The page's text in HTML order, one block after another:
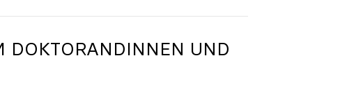
DOKTORANDINNEN UND